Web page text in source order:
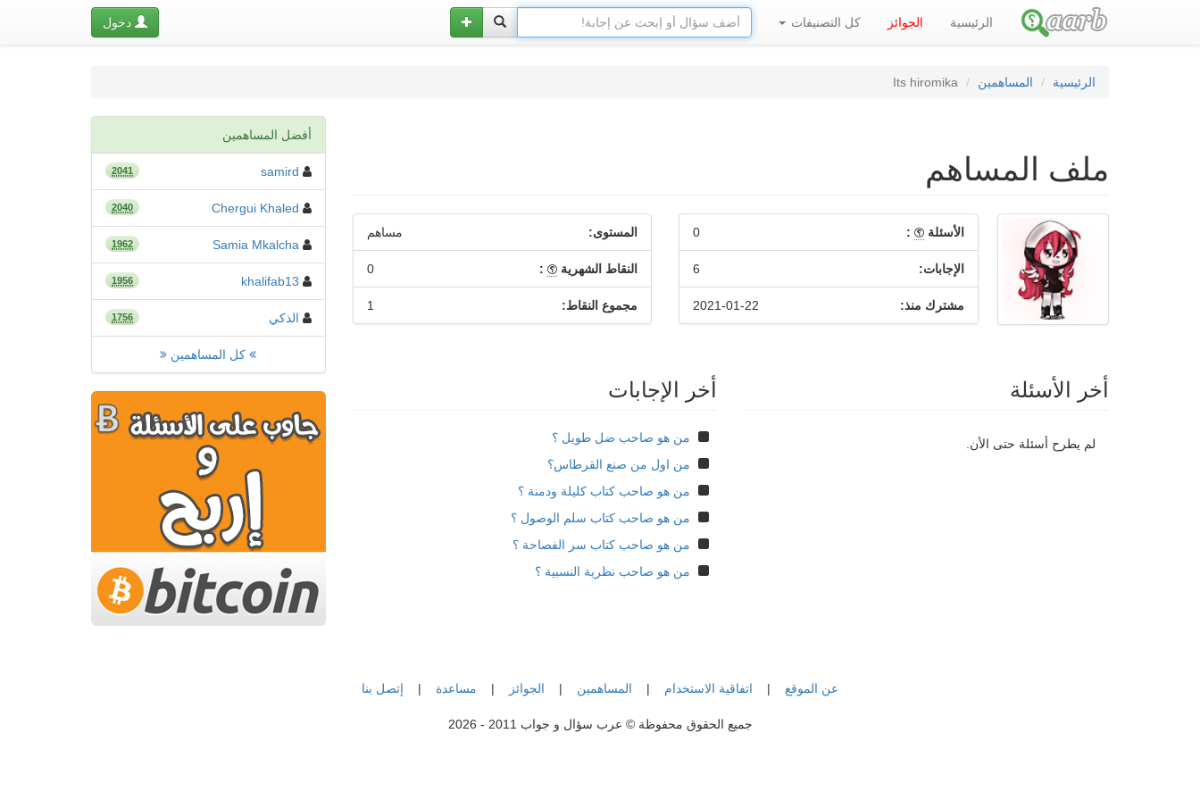
الرئيسية الجوائز كل التصنيفات دخول
الرئيسية المساهمين Its hiromika
ملف المساهم
الأسئلة :
0
الإجابات: 6
مشترك منذ: 2021-01-22
المستوى: مساهم
النقاط الشهرية :
0
مجموع النقاط: 1
أخر الأسئلة
لم يطرح أسئلة حتى الأن.
أخر الإجابات
من هو صاحب ضل طويل ؟
من اول من صنع القرطاس؟
من هو صاحب كتاب كليلة ودمنة ؟
من هو صاحب كتاب سلم الوصول ؟
من هو صاحب كتاب سر الفصاحة ؟
من هو صاحب نظرية النسبية ؟
أفضل المساهمين
samird
2041
Chergui Khaled
2040
Samia Mkalcha
1962
khalifab13
1956
الذكي 1756
كل المساهمين
عن الموقع | اتفاقية الاستخدام | المساهمين | الجوائز | مساعدة | إتصل بنا
جميع الحقوق محفوظة © عرب سؤال و جواب 2011 - 2026